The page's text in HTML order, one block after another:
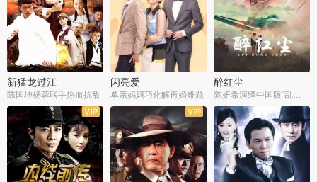
新猛龙过江
陈国坤杨蓉联手热血抗敌
闪亮爱
单亲妈妈巧化解再婚难题
醉红尘
陈妍希演绎中国版“乱世佳人”
全30集
全30集 全30集